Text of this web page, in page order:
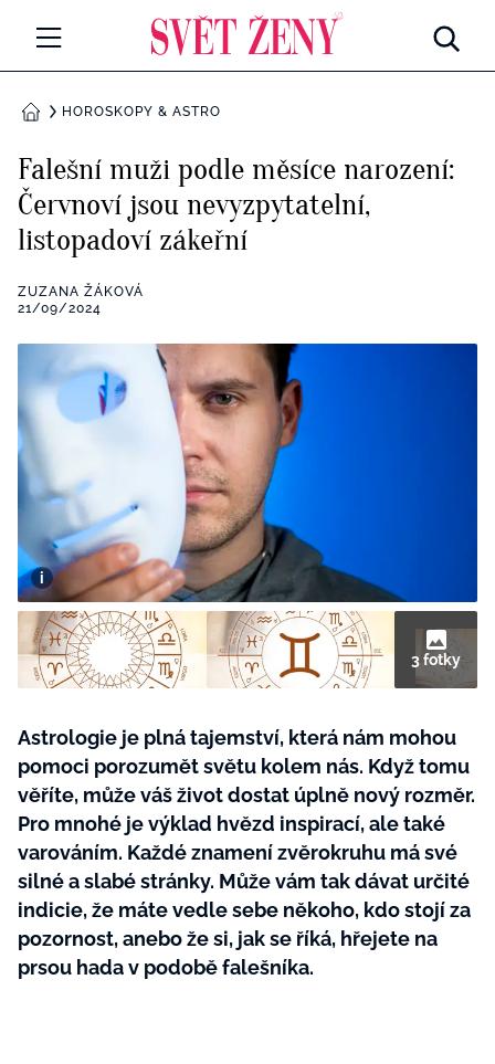
Všechny kategorie
Rozhovory
RETROHUBKY
Všechny kategorie
Seberozvoj
Všechny kategorie
Životní styl
ZÁBAVA
Všechny kategorie
Všechny kategorie
Tvoření
Rady a tipy
BurdaMedia
Extra
SVĚT ŽENY - 599 KČ
ROČNÍ PŘEDPLATNÉ SVĚT ŽENY +
SADA PRODUKTŮ MANA (10 ks)
DOMŮHOROSKOPY & ASTRO
Falešní muži podle měsíce narození:
Červnoví jsou nevyzpytatelní,
listopadoví zákeřní
ZUZANA ŽÁKOVÁ
21/09/2024
3 fotky
Astrologie je plná tajemství, která nám mohou
pomoci porozumět světu kolem nás. Když tomu
věříte, může váš život dostat úplně nový rozměr.
Pro mnohé je výklad hvězd inspirací, ale také
varováním. Každé znamení zvěrokruhu má své
silné a slabé stránky. Může vám tak dávat určité
indicie, že máte vedle sebe někoho, kdo stojí za
pozornost, anebo že si, jak se říká, hřejete na
prsou hada v podobě falešníka.